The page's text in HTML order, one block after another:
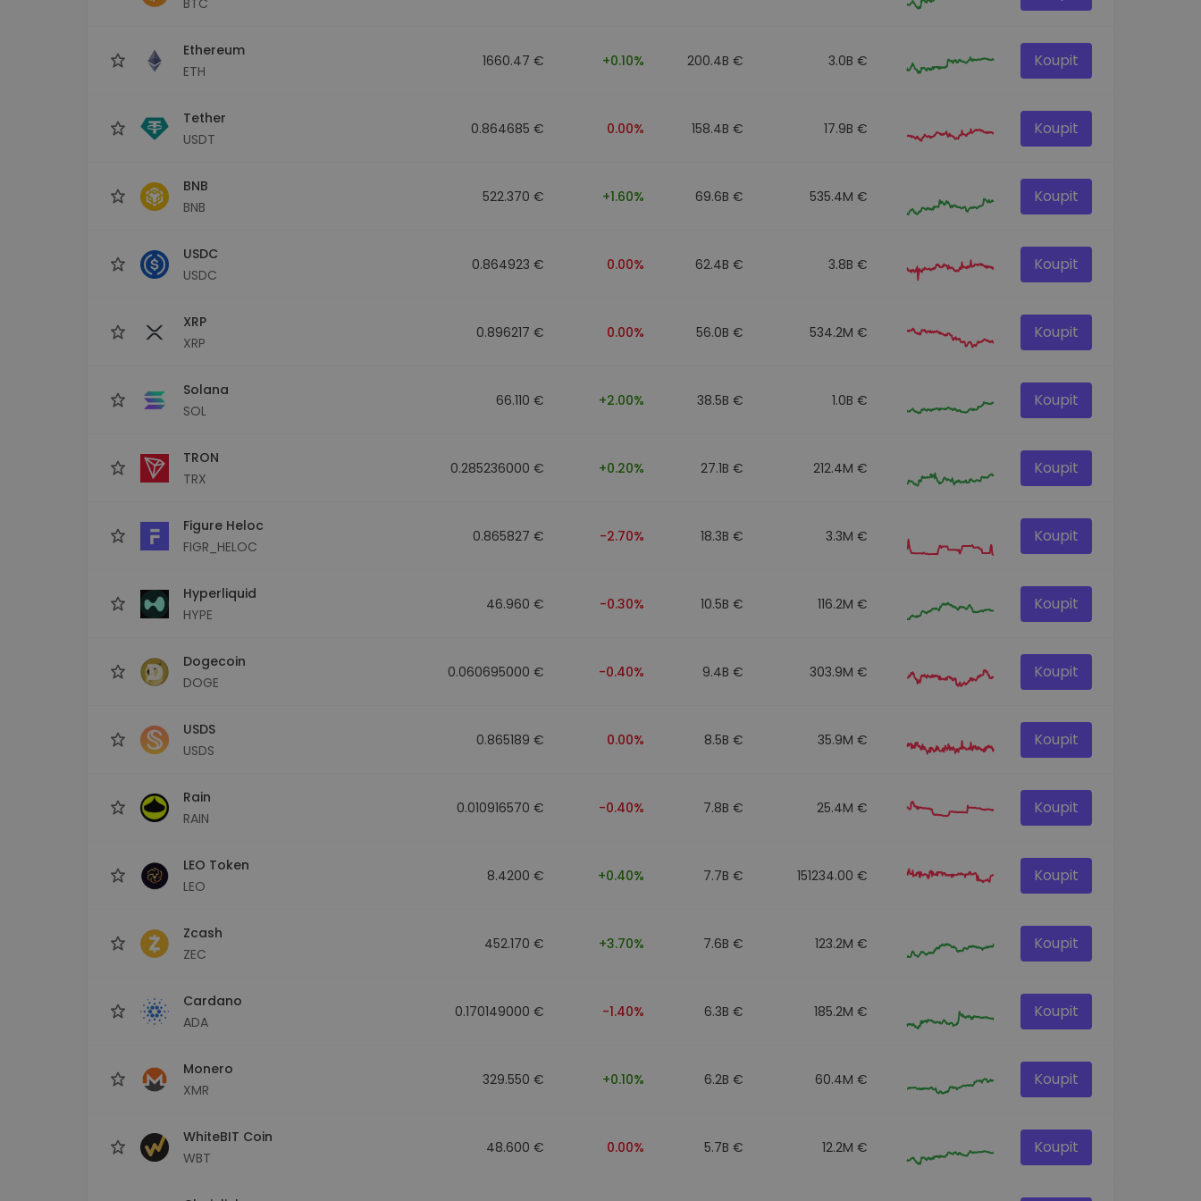
Ethereum
ETH
1660.47 € +0.10% 200.4B € 3.0B € Koupit
Tether
USDT
0.864685 € 0.00% 158.4B € 17.9B € Koupit
BNB
BNB
522.370 € +1.60% 69.6B € 535.4M € Koupit
USDC
USDC
0.864923 € 0.00% 62.4B € 3.8B € Koupit
XRP
XRP
0.896217 € 0.00% 56.0B € 534.2M € Koupit
Solana
SOL
66.110 € +2.00% 38.5B € 1.0B € Koupit
TRON
TRX
0.285236000 € +0.20% 27.1B € 212.4M € Koupit
Figure Heloc
FIGR_HELOC
0.865827 € -2.70% 18.3B € 3.3M € Koupit
Hyperliquid
HYPE
46.960 € -0.30% 10.5B € 116.2M € Koupit
Dogecoin
DOGE
0.060695000 € -0.40% 9.4B € 303.9M € Koupit
USDS
USDS
0.865189 € 0.00% 8.5B € 35.9M € Koupit
Rain
RAIN
0.010916570 € -0.40% 7.8B € 25.4M € Koupit
LEO Token
LEO
8.4200 € +0.40% 7.7B € 151234.00 € Koupit
Zcash
ZEC
452.170 € +3.70% 7.6B € 123.2M € Koupit
Cardano
ADA
0.170149000 € -1.40% 6.3B € 185.2M € Koupit
Monero
XMR
329.550 € +0.10% 6.2B € 60.4M € Koupit
WhiteBIT Coin
WBT
48.600 € 0.00% 5.7B € 12.2M € Koupit